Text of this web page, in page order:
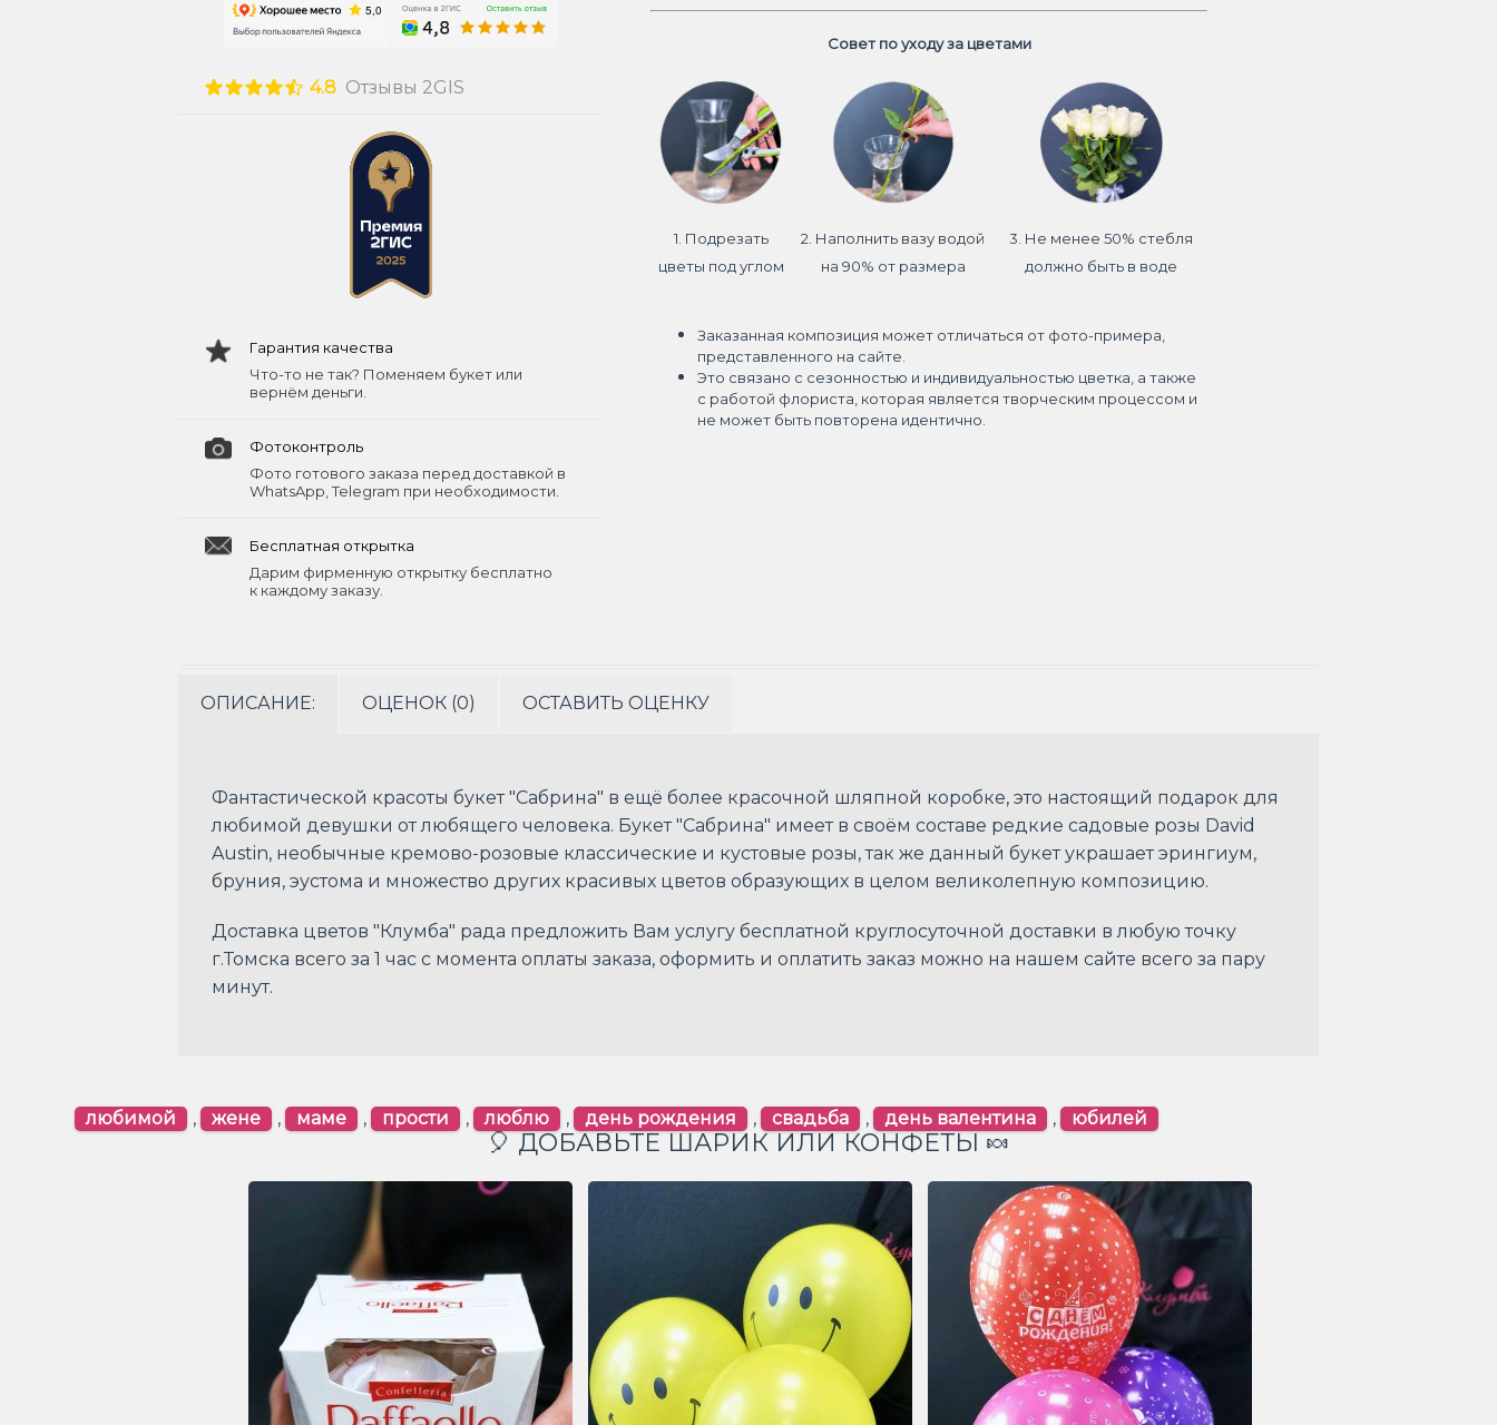
4.8 Отзывы 2GIS
Гарантия качества
Что-то не так? Поменяем букет или
вернём деньги.
Фотоконтроль
Фото готового заказа перед доставкой в
WhatsApp, Telegram при необходимости.
Бесплатная открытка
Дарим фирменную открытку бесплатно
к каждому заказу.
Совет по уходу за цветами
1. Подрезать
цветы под углом
2. Наполнить вазу водой
на 90% от размера
3. Не менее 50% стебля
должно быть в воде
Заказанная композиция может отличаться от фото-примера,
представленного на сайте.
Это связано с сезонностью и индивидуальностью цветка, а также
с работой флориста, которая является творческим процессом и
не может быть повторена идентично.
ОПИСАНИЕ: ОЦЕНОК (0) ОСТАВИТЬ ОЦЕНКУ
Фантастической красоты букет "Сабрина" в ещё более красочной шляпной коробке, это настоящий подарок для
любимой девушки от любящего человека. Букет "Сабрина" имеет в своём составе редкие садовые розы David
Austin, необычные кремово-розовые классические и кустовые розы, так же данный букет украшает эрингиум,
бруния, эустома и множество других красивых цветов образующих в целом великолепную композицию.
Доставка цветов "Клумба" рада предложить Вам услугу бесплатной круглосуточной доставки в любую точку
г.Томска всего за 1 час с момента оплаты заказа, оформить и оплатить заказ можно на нашем сайте всего за пару
минут.
любимой , жене , маме , прости , люблю , день рождения , свадьба , день валентина , юбилей
🎈 ДОБАВЬТЕ ШАРИК ИЛИ КОНФЕТЫ 🍬